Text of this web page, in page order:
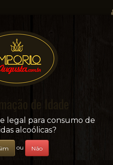
adega on-line!
de Idade
legal para consumo de
alcoólicas?
ou Não